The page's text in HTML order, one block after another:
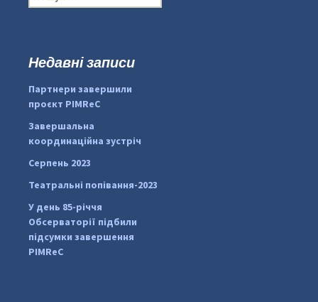
#PipIvanToday
pimrec_project
о
:Недавні записи
Партнери завершили
проєкт PIMReC
Завершальна
координаційна зустріч
Серпень 2023
Театральні попівання-2023
У день 85-річчя
Обсерваторії підбили
підсумки завершення
PIMReC